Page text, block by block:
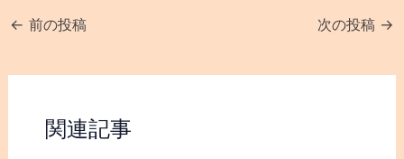
← 前の投稿 次の投稿 →
関連記事